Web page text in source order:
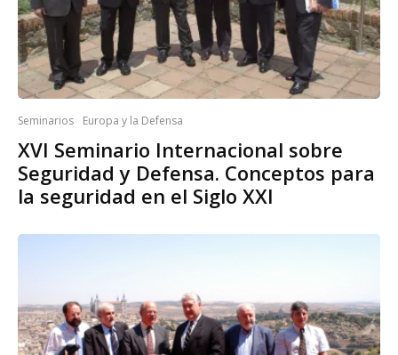
Seminarios Europa y la Defensa
XVI Seminario Internacional sobre
Seguridad y Defensa. Conceptos para
la seguridad en el Siglo XXI